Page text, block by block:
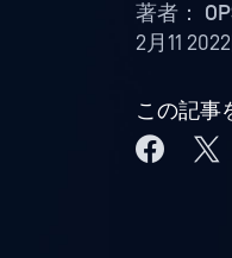
著者：
2月11 2022
この記事